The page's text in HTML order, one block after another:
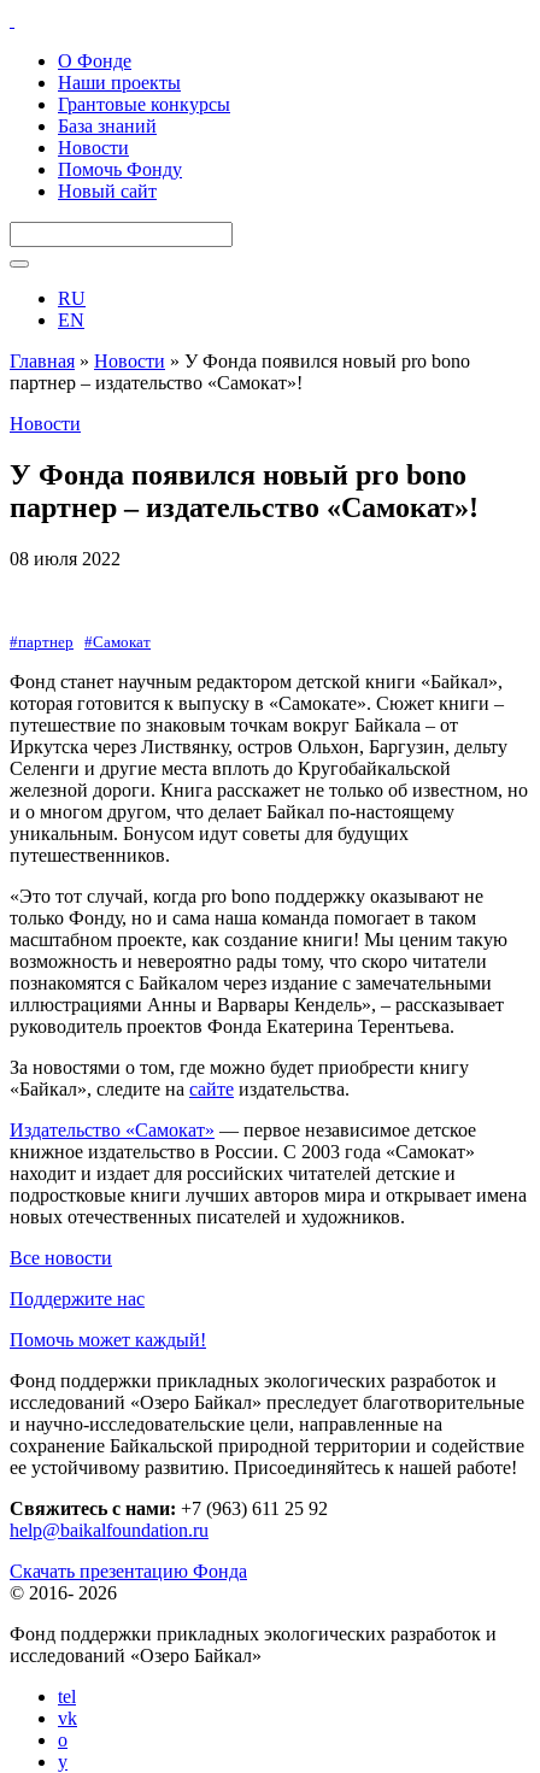
О Фонде
Наши проекты
Грантовые конкурсы
База знаний
Новости
Помочь Фонду
Новый сайт
RU
EN
Главная » Новости » У Фонда появился новый pro bono
партнер – издательство «Самокат»!
Новости
У Фонда появился новый pro bono
партнер – издательство «Самокат»!
08 июля 2022
#партнер #Самокат
Фонд станет научным редактором детской книги «Байкал»,
которая готовится к выпуску в «Самокате». Сюжет книги –
путешествие по знаковым точкам вокруг Байкала – от
Иркутска через Листвянку, остров Ольхон, Баргузин, дельту
Селенги и другие места вплоть до Кругобайкальской
железной дороги. Книга расскажет не только об известном, но
и о многом другом, что делает Байкал по-настоящему
уникальным. Бонусом идут советы для будущих
путешественников.
«Это тот случай, когда pro bono поддержку оказывают не
только Фонду, но и сама наша команда помогает в таком
масштабном проекте, как создание книги! Мы ценим такую
возможность и невероятно рады тому, что скоро читатели
познакомятся с Байкалом через издание с замечательными
иллюстрациями Анны и Варвары Кендель», – рассказывает
руководитель проектов Фонда Екатерина Терентьева.
За новостями о том, где можно будет приобрести книгу
«Байкал», следите на сайте издательства.
Издательство «Самокат» — первое независимое детское
книжное издательство в России. С 2003 года «Самокат»
находит и издает для российских читателей детские и
подростковые книги лучших авторов мира и открывает имена
новых отечественных писателей и художников.
Все новости
Поддержите нас
Помочь может каждый!
Фонд поддержки прикладных экологических разработок и
исследований «Озеро Байкал» преследует благотворительные
и научно-исследовательские цели, направленные на
сохранение Байкальской природной территории и содействие
ее устойчивому развитию. Присоединяйтесь к нашей работе!
Свяжитесь с нами: +7 (963) 611 25 92
help@baikalfoundation.ru
Скачать презентацию Фонда
© 2016- 2026
Фонд поддержки прикладных экологических разработок и
исследований «Озеро Байкал»
tel
vk
o
y